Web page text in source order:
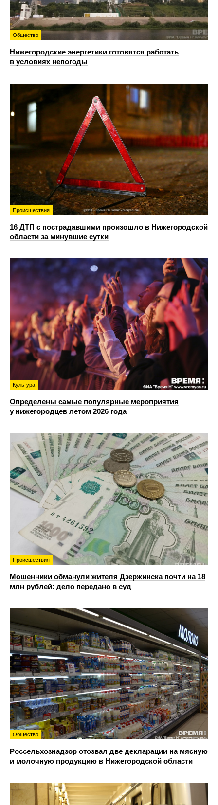
Общество
Нижегородские энергетики готовятся работать
в условиях непогоды
Происшествия
16 ДТП с пострадавшими произошло в Нижегородской
области за минувшие сутки
Культура
Определены самые популярные мероприятия
у нижегородцев летом 2026 года
Происшествия
Мошенники обманули жителя Дзержинска почти на 18
млн рублей: дело передано в суд
Общество
Россельхознадзор отозвал две декларации на мясную
и молочную продукцию в Нижегородской области